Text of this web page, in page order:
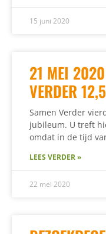
15 juni 2020
21 MEI 2020
VERDER
Samen Verder
jubileum. U treft
omdat in de tijd
LEES VERDER »
22 mei 2020